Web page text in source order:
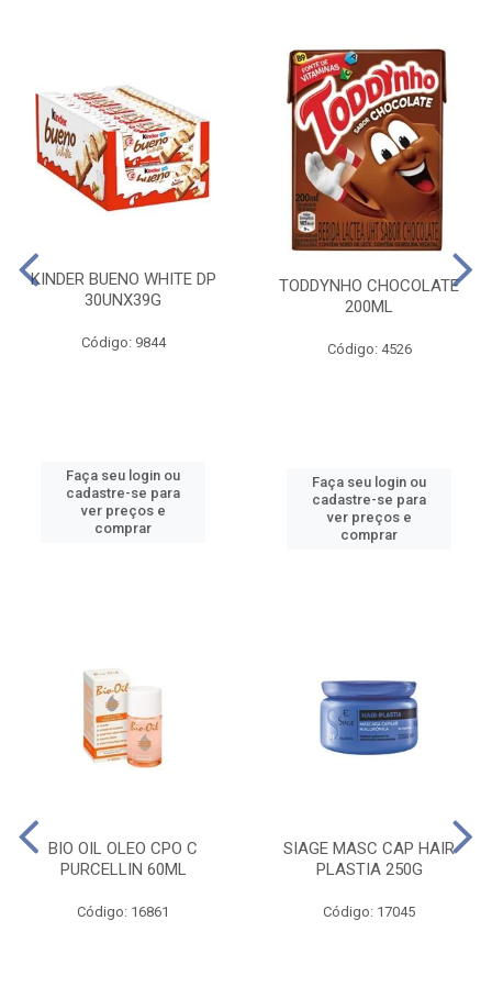
KINDER BUENO WHITE DP
30UNX39G
Código: 9844
Faça seu login ou
cadastre-se para
ver preços e
comprar
TODDYNHO CHOCOLATE
200ML
Código: 4526
Faça seu login ou
cadastre-se para
ver preços e
comprar
BIO OIL OLEO CPO C
PURCELLIN 60ML
Código: 16861
SIAGE MASC CAP HAIR
PLASTIA 250G
Código: 17045